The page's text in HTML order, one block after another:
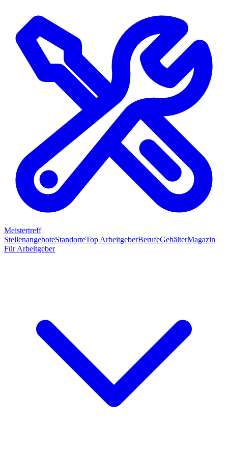
Meistertreff
StellenangeboteStandorteTop ArbeitgeberBerufeGehälterMagazin
Für Arbeitgeber